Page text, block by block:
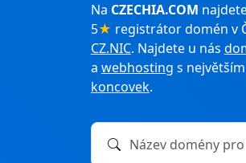
Na CZECHIA.COM
5★ registrátor domén v
CZ.NIC. Najdete u nás
a webhosting s
koncovek.
Název domény k